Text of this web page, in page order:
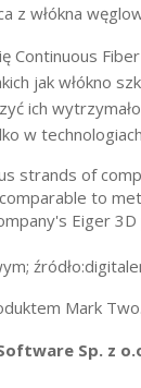
z włókna
jak włókno
ich
w
Mark Two.
Sp. z